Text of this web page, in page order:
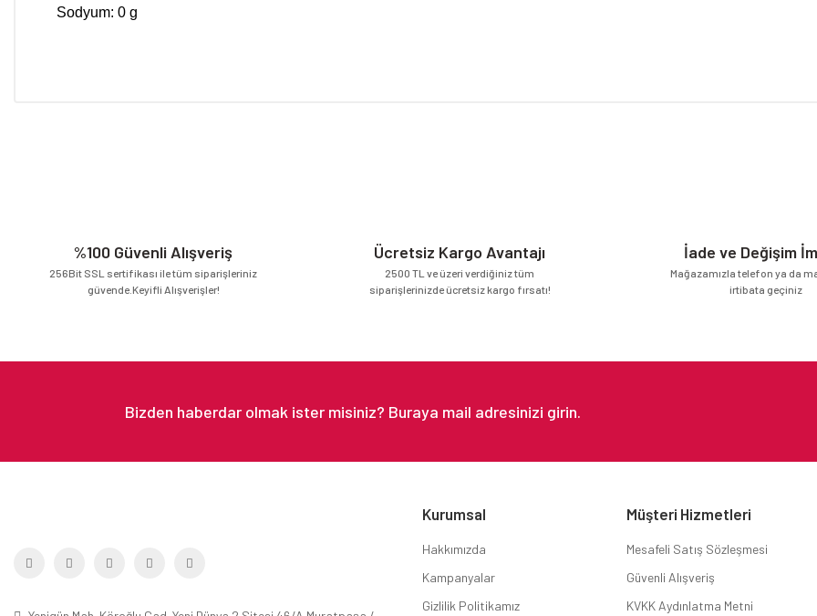
Sodyum: 0 g
Bu ürüne benzer farklı alternatifler olmalı.
%100 Güvenli Alışveriş
256Bit SSL sertifikası ile tüm siparişleriniz
güvende.Keyifli Alışverişler!
Ücretsiz Kargo Avantajı
2500 TL ve üzeri verdiğiniz tüm
siparişlerinizde ücretsiz kargo fırsatı!
İade ve Değişim
Mağazamızla telefon ya da
irtibata geçiniz
Kurumsal
Hakkımızda
Kampanyalar
Gizlilik Politikamız
Müşteri Hizmetleri
Mesafeli Satış Sözleşmesi
Güvenli Alışveriş
KVKK Aydınlatma Metni